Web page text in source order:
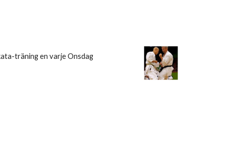
träning en varje Onsdag